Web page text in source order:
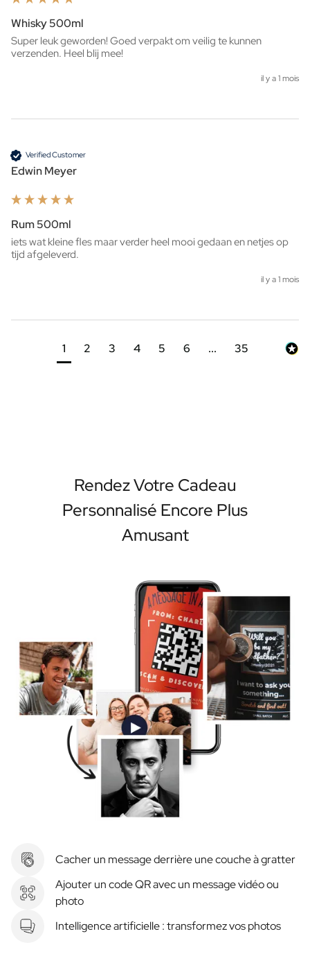
Whisky 500ml
Super leuk geworden! Goed verpakt om veilig te kunnen
verzenden. Heel blij mee!
il y a 1 mois
Verified Customer
Edwin Meyer
Rum 500ml
iets wat kleine fles maar verder heel mooi gedaan en netjes op
tijd afgeleverd.
il y a 1 mois
1 2 3 4 5 6 ... 35
Rendez Votre Cadeau
Personnalisé Encore Plus
Amusant
Cacher un message derrière une couche à gratter
Ajouter un code QR avec un message vidéo ou
photo
Intelligence artificielle : transformez vos photos